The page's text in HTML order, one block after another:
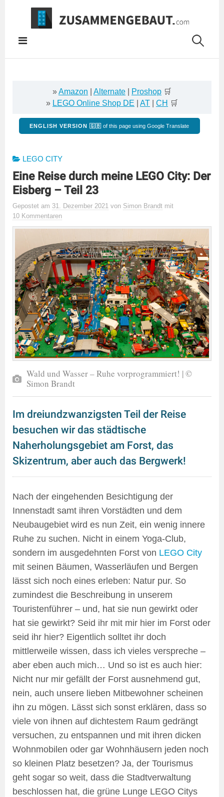
Springe
Inhalt
»Amazon Alternate Proshop 🛒
» LEGO Online Shop DE AT CH 🛒
ENGLISH VERSION 🇬🇧 of this page using Google Translate
LEGO CITY
Eine Reise durch meine LEGO City: Der
Eisberg – Teil 23
Gepostet am 31. Dezember 2021 von Simon Brandt mit
10 Kommentaren
Wald und Wasser – Ruhe vorprogrammiert! | ©
Simon Brandt
Im dreiundzwanzigsten Teil der Reise
besuchen wir das städtische
Naherholungsgebiet am Forst, das
Skizentrum, aber auch das Bergwerk!
Nach der eingehenden Besichtigung der
Innenstadt samt ihren Vorstädten und dem
Neubaugebiet wird es nun Zeit, ein wenig innere
Ruhe zu suchen. Nicht in einem Yoga-Club,
sondern im ausgedehnten Forst von LEGO City
mit seinen Bäumen, Wasserläufen und Bergen
lässt sich noch eines erleben: Natur pur. So
zumindest die Beschreibung in unserem
Touristenführer – und, hat sie nun gewirkt oder
hat sie gewirkt? Seid ihr mit mir hier im Forst oder
seid ihr hier? Eigentlich solltet ihr doch
mittlerweile wissen, dass ich vieles verspreche –
aber eben auch mich… Und so ist es auch hier:
Nicht nur mir gefällt der Forst ausnehmend gut,
nein, auch unsere lieben Mitbewohner scheinen
ihn zu mögen. Lässt sich sonst erklären, dass so
viele von ihnen auf dichtestem Raum gedrängt
versuchen, zu entspannen und mit ihren dicken
Wohnmobilen oder gar Wohnhäusern jeden noch
so kleinen Platz besetzen? Ja, der Tourismus
geht sogar so weit, dass die Stadtverwaltung
beschlossen hat, die grüne Lunge LEGO Citys